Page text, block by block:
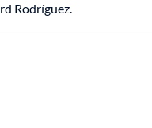
Rodríguez.